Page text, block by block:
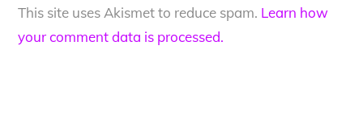
This site uses Akismet to reduce spam. Learn how
your comment data is processed.